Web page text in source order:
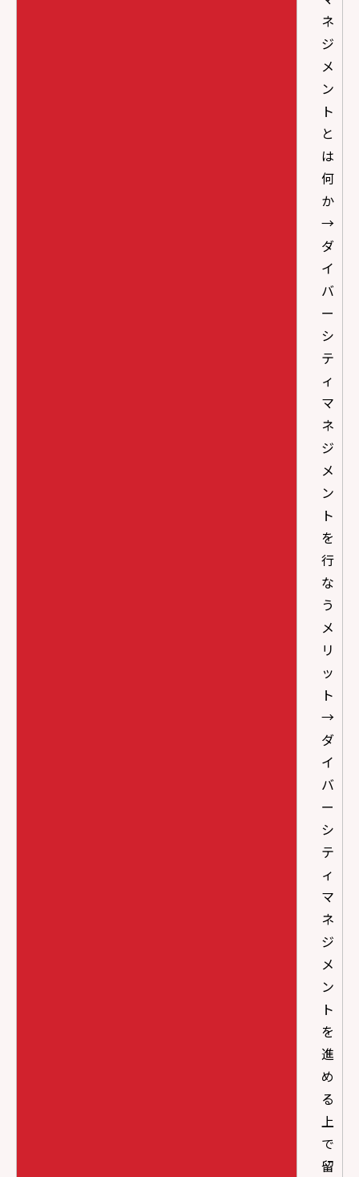
ネ
ジ
メ
ン
ト
と
は
何
か
→
ダ
イ
バ
ー
シ
テ
ィ
マ
ネ
ジ
メ
ン
ト
を
行
な
う
メ
リ
ッ
ト
→
ダ
イ
バ
ー
シ
テ
ィ
マ
ネ
ジ
メ
ン
ト
を
進
め
る
上
で
留